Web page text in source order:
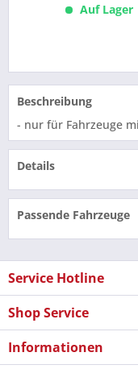
Auf Lager
Beschreibung
- nur für Fahrzeuge
Details
Passende Fahrzeuge
Service Hotline
Shop Service
Informationen